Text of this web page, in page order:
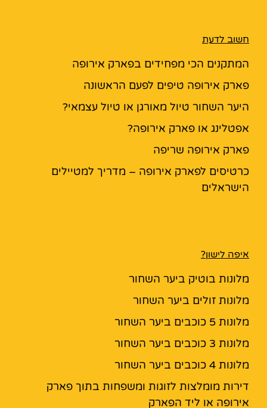
חשוב לדעת
המתקנים הכי מפחידים בפארק אירופה
פארק אירופה טיפים לפעם הראשונה
היער השחור טיול מאורגן או טיול עצמאי?
אפטלינג או פארק אירופה?
פארק אירופה שריפה
כרטיסים לפארק אירופה – מדריך למטיילים
הישראלים
איפה לישון?
מלונות בוטיק ביער השחור
מלונות זולים ביער השחור
מלונות 5 כוכבים ביער השחור
מלונות 3 כוכבים ביער השחור
מלונות 4 כוכבים ביער השחור
דירות מומלצות לזוגות ומשפחות בתוך פארק
אירופה או ליד הפארק